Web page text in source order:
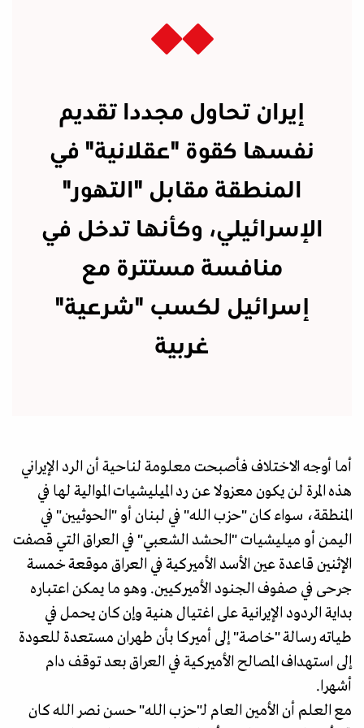
إيران تحاول مجددا تقديم
نفسها كقوة "عقلانية" في
المنطقة مقابل "التهور"
الإسرائيلي، وكأنها تدخل في
منافسة مستترة مع
إسرائيل لكسب "شرعية"
غربية
أما أوجه الاختلاف فأصبحت معلومة لناحية أن الرد الإيراني
هذه المرة لن يكون معزولا عن رد الميليشيات الموالية لها في
المنطقة، سواء كان "حزب الله" في لبنان أو "الحوثيين" في
اليمن أو ميليشيات "الحشد الشعبي" في العراق التي قصفت
الإثنين قاعدة عين الأسد الأميركية في العراق موقعة خمسة
جرحى في صفوف الجنود الأميركيين. وهو ما يمكن اعتباره
بداية الردود الإيرانية على اغتيال هنية وإن كان يحمل في
طياته رسالة "خاصة" إلى أميركا بأن طهران مستعدة للعودة
إلى استهداف المصالح الأميركية في العراق بعد توقف دام
أشهرا.
مع العلم أن الأمين العام لـ"حزب الله" حسن نصر الله كان